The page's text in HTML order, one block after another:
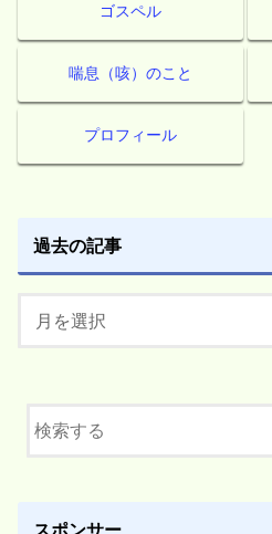
ゴスペル
喘息（咳）のこと
プロフィール
過去の記事
スポンサー